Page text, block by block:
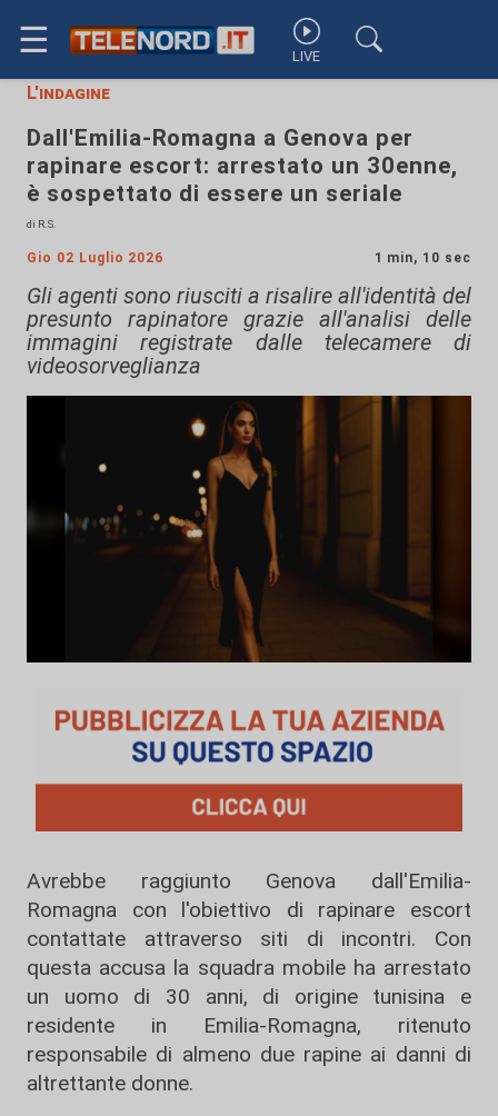
☰ LIVE
L'indagine
Dall'Emilia-Romagna a Genova per
rapinare escort: arrestato un 30enne,
è sospettato di essere un seriale
di R.S.
Gio 02 Luglio 2026 1 min, 10 sec
Gli agenti sono riusciti a risalire all'identità del
presunto rapinatore grazie all'analisi delle
immagini registrate dalle telecamere di
videosorveglianza
Avrebbe raggiunto Genova dall'Emilia-
Romagna con l'obiettivo di rapinare escort
contattate attraverso siti di incontri. Con
questa accusa la squadra mobile ha arrestato
un uomo di 30 anni, di origine tunisina e
residente in Emilia-Romagna, ritenuto
responsabile di almeno due rapine ai danni di
altrettante donne.